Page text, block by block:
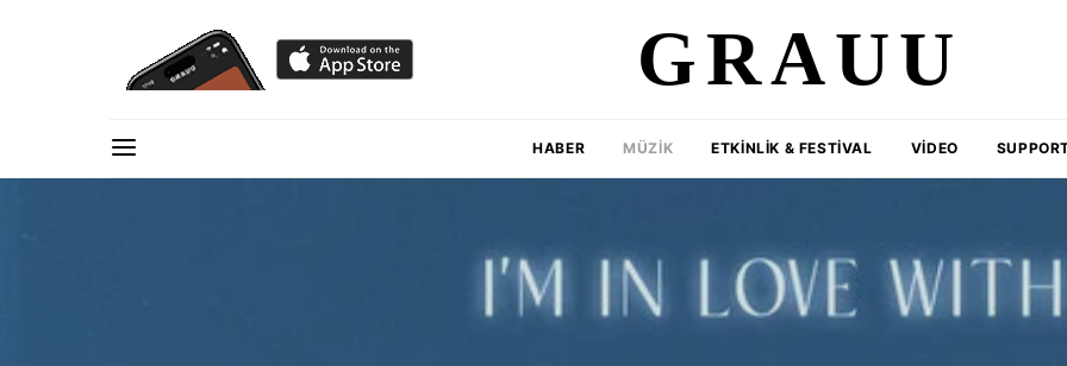
GRAUU
HABER MÜZIK ETKINLIK & FESTIVAL VIDEO